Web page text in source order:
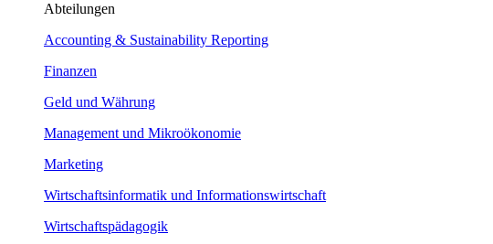
Abteilungen
Accounting & Sustainability Reporting
Finanzen
Geld und Währung
Management und Mikroökonomie
Marketing
Wirtschaftsinformatik und Informationswirtschaft
Wirtschaftspädagogik